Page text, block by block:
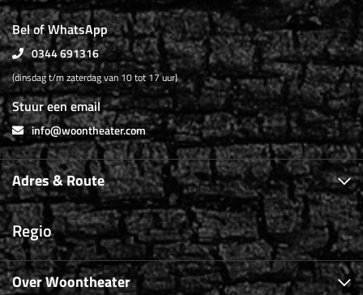
Bel of WhatsApp
0344 691316
(dinsdag t/m zaterdag van 10 tot 17 uur)
Stuur een email
info@woontheater.com
Adres & Route
Regio
Over Woontheater